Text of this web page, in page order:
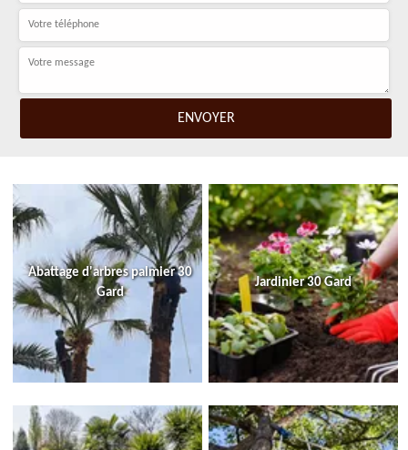
Abattage d'arbres palmier 30
Gard
Jardinier 30 Gard